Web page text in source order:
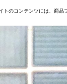
トのコンテンツには、商品